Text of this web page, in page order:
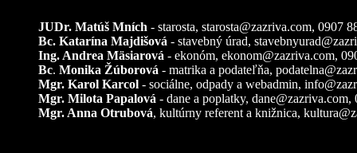
JUDr. Matúš Mních - starosta, starosta@zazriva.com, 0907
Bc. Katarína Majdišová - stavebný úrad,
Ing. Andrea Mäsiarová - ekonóm, ekonom@zazriva.com,
Bc. Monika Žúborová - matrika a podateľňa,
Mgr. Karol Karcol - sociálne, odpady a webadmin,
Mgr. Milota Papalová - dane a poplatky, dane@zazriva.com,
Mgr. Anna Otrubová, kultúrny referent a knižnica,